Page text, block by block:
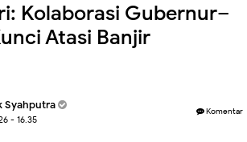
Kolaborasi Gubernur–
Atasi Banjir
Syahputra
- 16.35
Komentar